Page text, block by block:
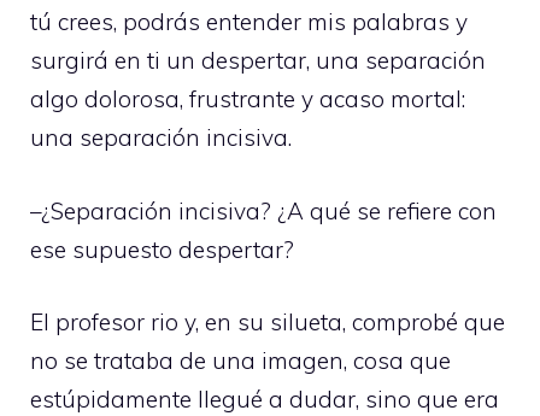
tú crees, podrás entender mis palabras y
surgirá en ti un despertar, una separación
algo dolorosa, frustrante y acaso mortal:
una separación incisiva.
–¿Separación incisiva? ¿A qué se refiere con
ese supuesto despertar?
El profesor rio y, en su silueta, comprobé que
no se trataba de una imagen, cosa que
estúpidamente llegué a dudar, sino que era